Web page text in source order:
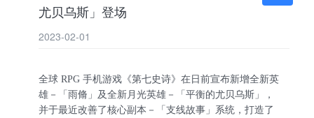
尤贝乌斯」登场
2023-02-01
全球 RPG 手机游戏《第七史诗》在日前宣布新增全新英
雄－「雨脩」及全新月光英雄－「平衡的尤贝乌斯」，
并于最近改善了核心副本－「支线故事」系统，打造了